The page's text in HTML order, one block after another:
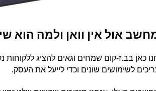
אול אין וואן ולמה הוא
כאן בב.ז-קום שמחים וגאים להציג ללקוחות
לשימושים שונים וכדי לייעל את העסק.